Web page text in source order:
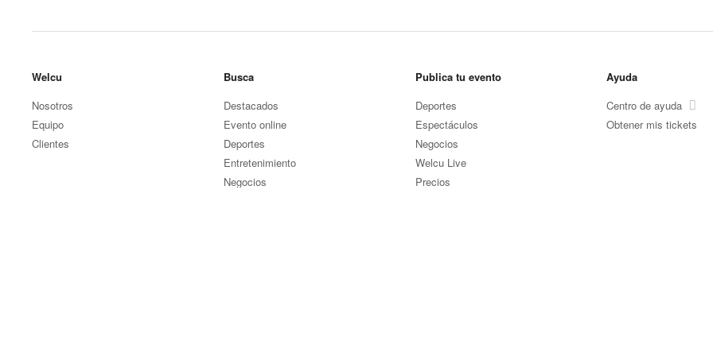
Welcu
Nosotros
Equipo
Clientes
Busca
Destacados
Evento online
Deportes
Entretenimiento
Negocios
Publica tu evento
Deportes
Espectáculos
Negocios
Welcu Live
Precios
Ayuda
Centro de ayuda
Obtener mis tickets